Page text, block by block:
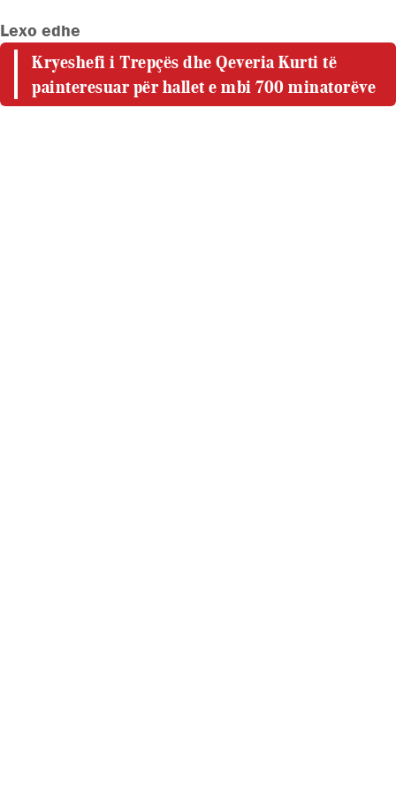
Lexo edhe
Kryeshefi i Trepçës dhe Qeveria Kurti të
painteresuar për hallet e mbi 700 minatorëve